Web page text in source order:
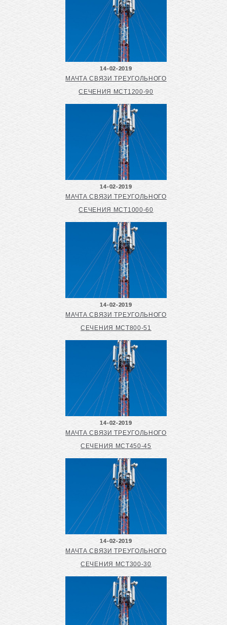
14-02-2019
МАЧТА СВЯЗИ ТРЕУГОЛЬНОГО
СЕЧЕНИЯ МСТ1200-90
14-02-2019
МАЧТА СВЯЗИ ТРЕУГОЛЬНОГО
СЕЧЕНИЯ МСТ1000-60
14-02-2019
МАЧТА СВЯЗИ ТРЕУГОЛЬНОГО
СЕЧЕНИЯ МСТ800-51
14-02-2019
МАЧТА СВЯЗИ ТРЕУГОЛЬНОГО
СЕЧЕНИЯ МСТ450-45
14-02-2019
МАЧТА СВЯЗИ ТРЕУГОЛЬНОГО
СЕЧЕНИЯ МСТ300-30